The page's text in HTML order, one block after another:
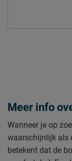
Meer info
Wanneer je op
waarschijnlijk als
betekent dat de